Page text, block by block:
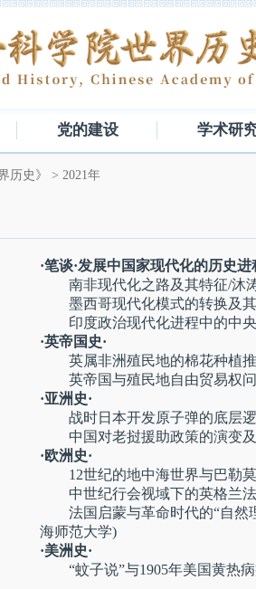
党的建设 学术研
历史》 > 2021年
·笔谈·发展中国家现代化的历史进
南非现代化之路及其特征/沐
墨西哥现代化模式的转换及其
印度政治现代化进程中的中央
·英帝国史·
英属非洲殖民地的棉花种植推
英帝国与殖民地自由贸易权问
·亚洲史·
战时日本开发原子弹的底层逻
中国对老挝援助政策的演变及
·欧洲史·
12世纪的地中海世界与巴勒莫
中世纪行会视域下的英格兰法
法国启蒙与革命时代的“自然
海师范大学)
·美洲史·
“蚊子说”与1905年美国黄热病